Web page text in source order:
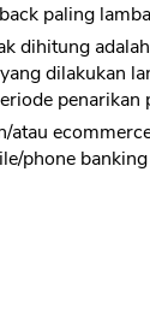
paling
dihitung
dilakukan
penarikan
atau
phone